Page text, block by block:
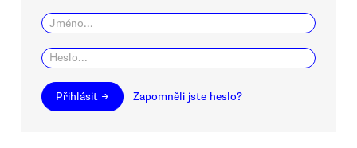
Přihlásit → Zapomněli jste heslo?